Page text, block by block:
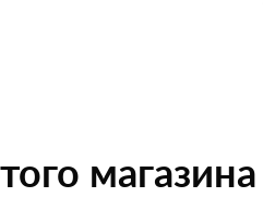
магазина